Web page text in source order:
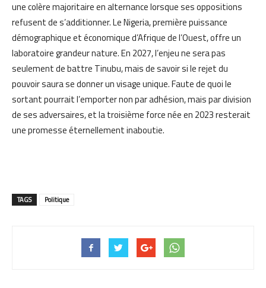
une colère majoritaire en alternance lorsque ses oppositions
refusent de s’additionner. Le Nigeria, première puissance
démographique et économique d’Afrique de l’Ouest, offre un
laboratoire grandeur nature. En 2027, l’enjeu ne sera pas
seulement de battre Tinubu, mais de savoir si le rejet du
pouvoir saura se donner un visage unique. Faute de quoi le
sortant pourrait l’emporter non par adhésion, mais par division
de ses adversaires, et la troisième force née en 2023 resterait
une promesse éternellement inaboutie.
TAGS Politique